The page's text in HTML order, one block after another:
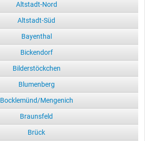
Altstadt-Nord
Altstadt-Süd
Bayenthal
Bickendorf
Bilderstöckchen
Blumenberg
Bocklemünd/Mengenich
Braunsfeld
Brück